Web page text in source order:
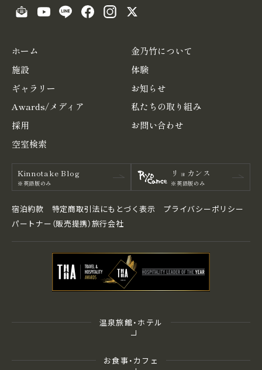
ホーム
金乃竹について
施設
体験
ギャラリー
お知らせ
Awards/メディア
私たちの取り組み
採用
お問い合わせ
空室検索
Kinnotake Blog
※英語版のみ
リョカンス
※英語版のみ
宿泊約款 特定商取引法にもとづく表⽰
プライバシーポリシー
パートナー（販売提携）旅行会社
温泉旅館・ホテル
お食事・カフェ